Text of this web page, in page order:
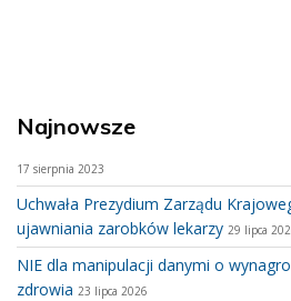
Najnowsze
17 sierpnia 2023
Uchwała Prezydium Zarządu
ujawniania zarobków lekarzy 29 lipca
NIE dla manipulacji danymi o
zdrowia 23 lipca 2026